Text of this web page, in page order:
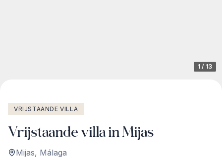
1 / 13
VRIJSTAANDE VILLA
Vrijstaande villa in Mijas
Mijas, Málaga